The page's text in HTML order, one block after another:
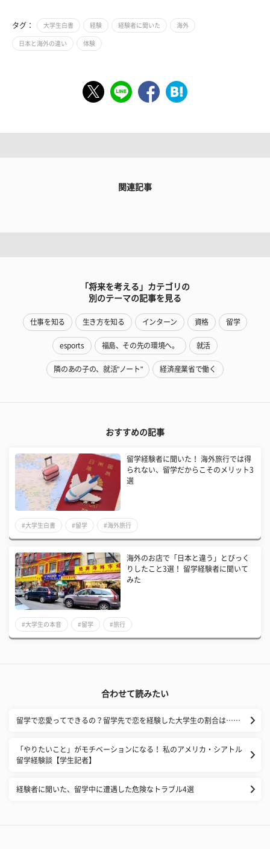
タグ： 大学生白書 経験 経験者に聞いた 海外
日本と海外の違い 体験
関連記事
「将来を考える」カテゴリの
別のテーマの記事を見る
仕事を知る 生き方を知る インターン 資格 留学
esports 福島、その先の環境へ。 就活
隣のあの子の、就活"ノート" 経済産業省で働く
おすすめの記事
留学経験者に聞いた！ 海外旅行では得
られない、留学だからこそのメリット3
選
#大学生白書 #留学 #海外旅行
海外のお店で「日本と違う」とびっく
りしたこと3選！ 留学経験者に聞いて
みた
#大学生の本音 #留学 #旅行
合わせて読みたい
​留学で恋愛ってできるの？留学先で恋を経験した大学生の割合は……
「やりたいこと」がモチベーションになる！ 私のアメリカ・シアトル
留学経験談【学生記者】
経験者に聞いた、留学中に遭遇した危険なトラブル4選